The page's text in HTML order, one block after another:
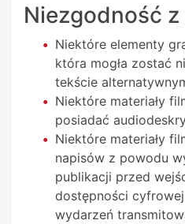
Niezgodność z
Niektóre elementy
która mogła zostać
tekście
Niektóre materiały
posiadać
Niektóre materiały
napisów z powodu
publikacji przed
dostępności
wydarzeń